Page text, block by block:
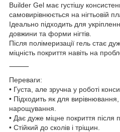
Builder Gel має густішу
самовирівнюється на нігтьовій
Ідеально підходить для
довжини та форми нігтів.
Після полімеризації гель стає
міцність покриття навіть на
⸻
Переваги:
• Густа, але зручна у роботі
• Підходить як для
нарощування.
• Дає дуже міцне покриття після
• Стійкий до сколів і тріщин.